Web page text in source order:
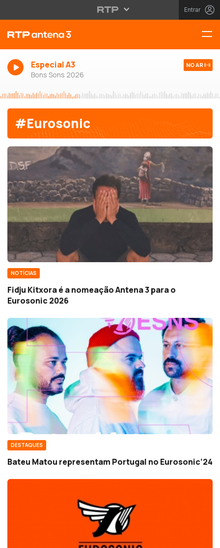
Entrar
Especial A3
Bons Sons 2026
NO AR
#Eurosonic
NOTÍCIAS
Fidju Kitxora é a nomeação Antena 3 para o
Eurosonic 2026
DESTAQUES
Bateu Matou representam Portugal no Eurosonic’24